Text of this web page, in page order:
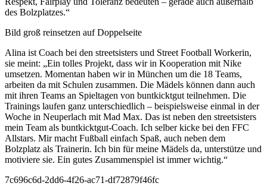
des Bolzplatzes.“
Bild groß reinsetzen auf Doppelseite
Alina ist Coach bei den streetsisters und Street Football Workerin,
sie meint: „Ein tolles Projekt, dass wir in Kooperation mit Nike
umsetzen. Momentan haben wir in München um die 18 Teams,
arbeiten da mit Schulen zusammen. Die Mädels können dann auch
mit ihren Teams an Spieltagen von buntkicktgut teilnehmen. Die
Trainings laufen ganz unterschiedlich – beispielsweise einmal in der
Woche in Neuperlach mit Mad Max. Das ist neben den streetsisters
mein Team als buntkicktgut-Coach. Ich selber kicke bei den FFC
Allstars. Mir macht Fußball einfach Spaß, auch neben dem
Bolzplatz als Trainerin. Ich bin für meine Mädels da, unterstütze und
motiviere sie. Ein gutes Zusammenspiel ist immer wichtig.“
7c696c6d-2dd6-4f26-ac71-df72879f46fc